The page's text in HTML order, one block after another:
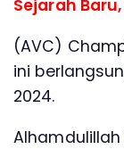
Sejarah
(AVC)
ini
2024.